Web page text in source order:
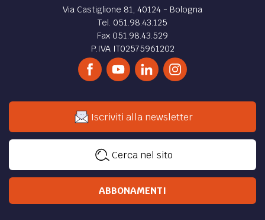
Condono cartelle fino a 5 mila euro per debiti fiscali
dall’1 gennaio 2000 al 31 dicembre 2010.
Francesca Russo
DIRITTO / Stop a cartelle e pignoramenti su
stipendi e pensioni fino al 30 aprile: arriva la
Blocco dei pignoramenti presso terzi, effettuati
dall’agente della riscossione, su somme dovute a titolo di
stipendio, salario, nonché a titolo di pensione.